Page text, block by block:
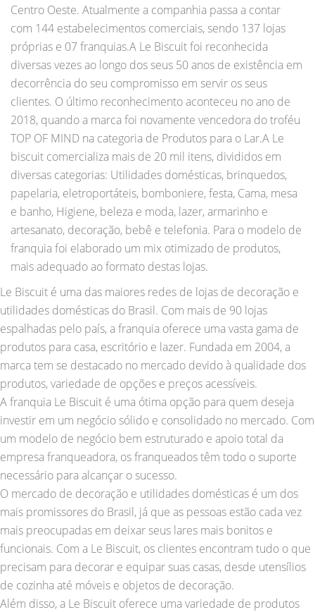
Centro Oeste. Atualmente a companhia passa a contar
com 144 estabelecimentos comerciais, sendo 137 lojas
próprias e 07 franquias.A Le Biscuit foi reconhecida
diversas vezes ao longo dos seus 50 anos de existência em
decorrência do seu compromisso em servir os seus
clientes. O último reconhecimento aconteceu no ano de
2018, quando a marca foi novamente vencedora do troféu
TOP OF MIND na categoria de Produtos para o Lar.A Le
biscuit comercializa mais de 20 mil itens, divididos em
diversas categorias: Utilidades domésticas, brinquedos,
papelaria, eletroportáteis, bomboniere, festa, Cama, mesa
e banho, Higiene, beleza e moda, lazer, armarinho e
artesanato, decoração, bebê e telefonia. Para o modelo de
franquia foi elaborado um mix otimizado de produtos,
mais adequado ao formato destas lojas.
Le Biscuit é uma das maiores redes de lojas de decoração e
utilidades domésticas do Brasil. Com mais de 90 lojas
espalhadas pelo país, a franquia oferece uma vasta gama de
produtos para casa, escritório e lazer. Fundada em 2004, a
marca tem se destacado no mercado devido à qualidade dos
produtos, variedade de opções e preços acessíveis.
A franquia Le Biscuit é uma ótima opção para quem deseja
investir em um negócio sólido e consolidado no mercado. Com
um modelo de negócio bem estruturado e apoio total da
empresa franqueadora, os franqueados têm todo o suporte
necessário para alcançar o sucesso.
O mercado de decoração e utilidades domésticas é um dos
mais promissores do Brasil, já que as pessoas estão cada vez
mais preocupadas em deixar seus lares mais bonitos e
funcionais. Com a Le Biscuit, os clientes encontram tudo o que
precisam para decorar e equipar suas casas, desde utensílios
de cozinha até móveis e objetos de decoração.
Além disso, a Le Biscuit oferece uma variedade de produtos